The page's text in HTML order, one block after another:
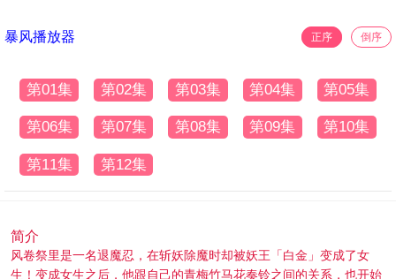
暴风播放器 正序 倒序
第01集 第02集 第03集 第04集 第05集
第06集 第07集 第08集 第09集 第10集
第11集 第12集
简介
风卷祭里是一名退魔忍，在斩妖除魔时却被妖王「白金」变成了女
生！变成女生之后，他跟自己的青梅竹马花奏铃之间的关系，也开始